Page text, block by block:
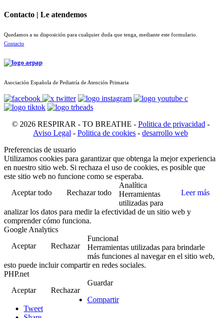
Contacto | Le atendemos
Quedamos a su disposición para cualquier duda que tenga, mediante este formulario.
Contacto
Asociación Española de Pediatría de Atención Primaria
© 2026 RESPIRAR - TO BREATHE - Politica de privacidad -
Aviso Legal - Politica de cookies - desarrollo web
Preferencias de usuario
Utilizamos cookies para garantizar que obtenga la mejor experiencia
en nuestro sitio web. Si rechaza el uso de cookies, es posible que
este sitio web no funcione como se esperaba.
Aceptar todo
Rechazar todo Leer más
Analítica
Herramientas
utilizadas para
analizar los datos para medir la efectividad de un sitio web y
comprender cómo funciona.
Google Analytics
Aceptar
Rechazar
Funcional
Herramientas utilizadas para brindarle
más funciones al navegar en el sitio web,
esto puede incluir compartir en redes sociales.
PHP.net
Aceptar
Rechazar
Guardar
Compartir
Tweet